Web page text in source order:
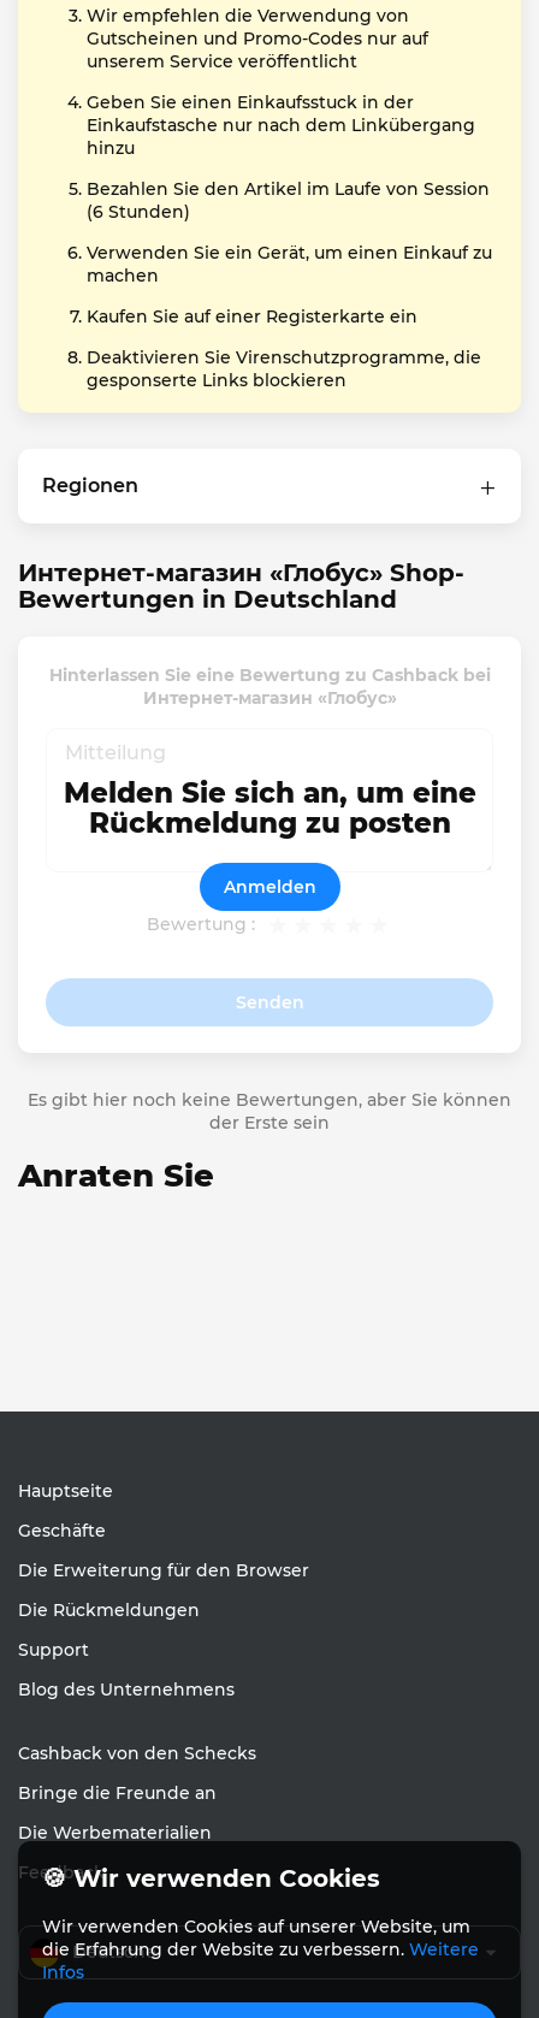
Wir empfehlen die Verwendung von
Gutscheinen und Promo-Codes nur auf
unserem Service veröffentlicht
Geben Sie einen Einkaufsstuck in der
Einkaufstasche nur nach dem Linkübergang
hinzu
Bezahlen Sie den Artikel im Laufe von Session
(6 Stunden)
Verwenden Sie ein Gerät, um einen Einkauf zu
machen
Kaufen Sie auf einer Registerkarte ein
Deaktivieren Sie Virenschutzprogramme, die
gesponserte Links blockieren
Regionen
Интернет-магазин «Глобус» Shop-
Bewertungen in Deutschland
Hinterlassen Sie eine Bewertung zu Cashback bei
Интернет-магазин «Глобус»
Bewertung :
Senden
Melden Sie sich an, um eine
Rückmeldung zu posten
Anmelden
Es gibt hier noch keine Bewertungen, aber Sie können
der Erste sein
Anraten Sie
Hauptseite
Geschäfte
Die Erweiterung für den Browser
Die Rückmeldungen
Support
Blog des Unternehmens
Cashback von den Schecks
Bringe die Freunde an
Die Werbematerialien
Feedback
Deutsche
🍪 Wir verwenden Cookies
Wir verwenden Cookies auf unserer Website, um
die Erfahrung der Website zu verbessern. Weitere
Infos